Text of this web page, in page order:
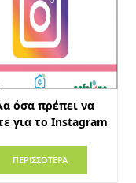
όσα πρέπει να
για το Instagram
ΠΕΡΙΣΣΟΤΕΡΑ